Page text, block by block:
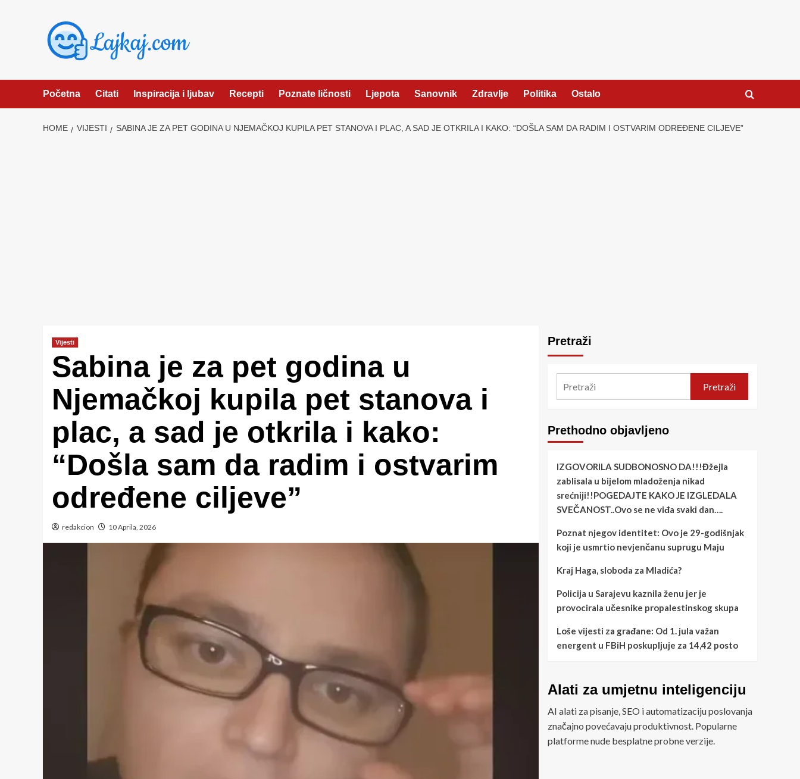
Početna Citati Inspiracija i ljubav Recepti Poznate ličnosti Ljepota Sanovnik Zdravlje Politika Ostalo
HOME VIJESTI SABINA JE ZA PET GODINA U NJEMAČKOJ KUPILA PET STANOVA I PLAC, A SAD JE OTKRILA I KAKO: “DOŠLA SAM DA RADIM I OSTVARIM ODREĐENE CILJEVE”
Vijesti
Sabina je za pet godina u
Njemačkoj kupila pet stanova i
plac, a sad je otkrila i kako:
“Došla sam da radim i ostvarim
određene ciljeve”
redakcion 10 Aprila, 2026
Pretraži
Pretraži
Prethodno objavljeno
IZGOVORILA SUDBONOSNO DA!!!Đžejla
zablisala u bijelom mladoženja nikad
srećniji!!POGEDAJTE KAKO JE IZGLEDALA
SVEČANOST..Ovo se ne viđa svaki dan….
Poznat njegov identitet: Ovo je 29-godišnjak
koji je usmrtio nevjenčanu suprugu Maju
Kraj Haga, sloboda za Mladića?
Policija u Sarajevu kaznila ženu jer je
provocirala učesnike propalestinskog skupa
Loše vijesti za građane: Od 1. jula važan
energent u FBiH poskupljuje za 14,42 posto
Alati za umjetnu inteligenciju
AI alati za pisanje, SEO i automatizaciju poslovanja
značajno povećavaju produktivnost. Popularne
platforme nude besplatne probne verzije.